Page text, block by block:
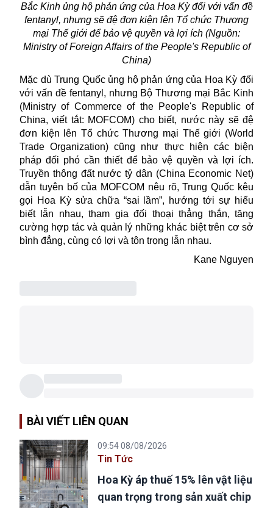
Bắc Kinh ủng hộ phản ứng của Hoa Kỳ đối với vấn đề
fentanyl, nhưng sẽ đệ đơn kiện lên Tổ chức Thương
mại Thế giới để bảo vệ quyền và lợi ích (Nguồn:
Ministry of Foreign Affairs of the People's Republic of
China)
Mặc dù Trung Quốc ủng hộ phản ứng của Hoa Kỳ đối
với vấn đề fentanyl, nhưng Bộ Thương mại Bắc Kinh
(Ministry of Commerce of the People's Republic of
China, viết tắt: MOFCOM) cho biết, nước này sẽ đệ
đơn kiện lên Tổ chức Thương mại Thế giới (World
Trade Organization) cũng như thực hiện các biện
pháp đối phó cần thiết để bảo vệ quyền và lợi ích.
Truyền thông đất nước tỷ dân (China Economic Net)
dẫn tuyên bố của MOFCOM nêu rõ, Trung Quốc kêu
gọi Hoa Kỳ sửa chữa “sai lầm”, hướng tới sự hiểu
biết lẫn nhau, tham gia đối thoại thẳng thắn, tăng
cường hợp tác và quản lý những khác biệt trên cơ sở
bình đẳng, cùng có lợi và tôn trọng lẫn nhau.
Kane Nguyen
BÀI VIẾT LIÊN QUAN
09:54 08/08/2026
Tin Tức
Hoa Kỳ áp thuế 15% lên vật liệu
quan trọng trong sản xuất chip